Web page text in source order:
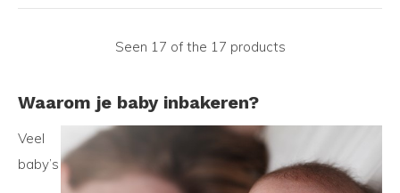
Seen 17 of the 17 products
Waarom je baby inbakeren?
Veel
baby’s